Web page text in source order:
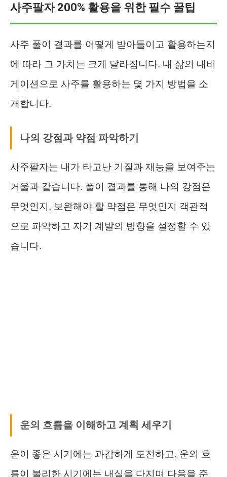
사주팔자 200% 활용을 위한 필수 꿀팁
사주 풀이 결과를 어떻게 받아들이고 활용하는지
에 따라 그 가치는 크게 달라집니다. 내 삶의 내비
게이션으로 사주를 활용하는 몇 가지 방법을 소
개합니다.
나의 강점과 약점 파악하기
사주팔자는 내가 타고난 기질과 재능을 보여주는
거울과 같습니다. 풀이 결과를 통해 나의 강점은
무엇인지, 보완해야 할 약점은 무엇인지 객관적
으로 파악하고 자기 계발의 방향을 설정할 수 있
습니다.
운의 흐름을 이해하고 계획 세우기
운이 좋은 시기에는 과감하게 도전하고, 운의 흐
름이 불리한 시기에는 내실을 다지며 다음을 준